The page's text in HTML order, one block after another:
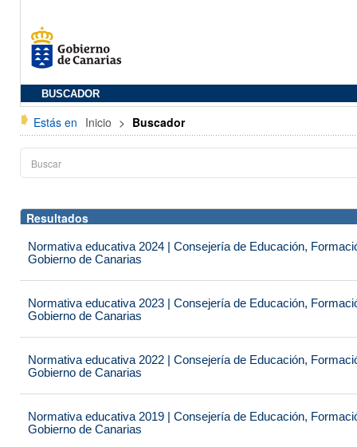
BUSCADOR
Estás en Inicio > Buscador
Resultados
Normativa educativa 2024 | Consejería de Educación,
Gobierno de Canarias
Normativa educativa 2023 | Consejería de Educación,
Gobierno de Canarias
Normativa educativa 2022 | Consejería de Educación,
Gobierno de Canarias
Normativa educativa 2019 | Consejería de Educación,
Gobierno de Canarias